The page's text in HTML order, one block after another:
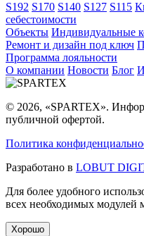
S192 S170 S140 S127 S115
себестоимости
Объекты Индивидуальные
Ремонт и дизайн под ключ
Программа лояльности
О компании Новости Блог
© 2026, «SPARTEX».
публичной офертой.
Политика
Разработано в LOBUT
Для более удобного
всех необходимых
Хорошо